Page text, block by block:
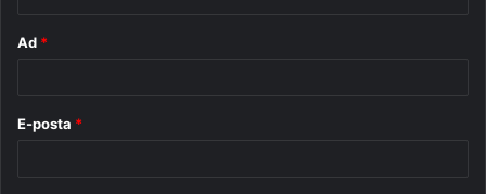
Ad *
E-posta *